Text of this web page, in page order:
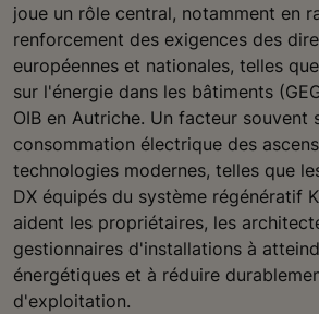
joue un rôle central, notamment en
renforcement des exigences des
européennes et nationales, telles
sur l'énergie dans les bâtiments
OIB en Autriche. Un facteur souvent
consommation électrique des
technologies modernes, telles que
DX équipés du système régénératif
aident les propriétaires, les
gestionnaires d'installations à
énergétiques et à réduire
d'exploitation.